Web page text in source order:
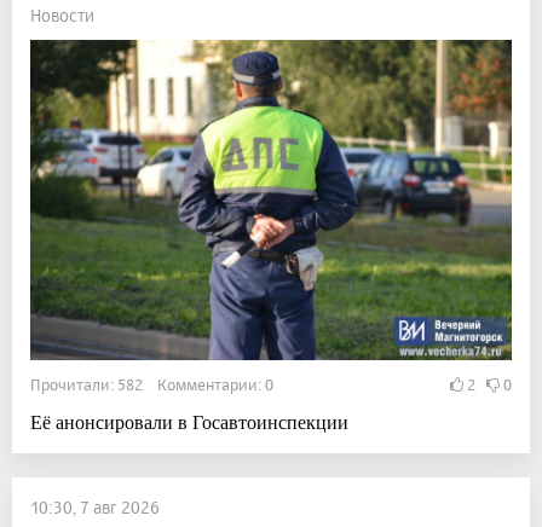
Новости
Прочитали: 582 Комментарии: 0 2 0
Её анонсировали в Госавтоинспекции
10:30, 7 авг 2026